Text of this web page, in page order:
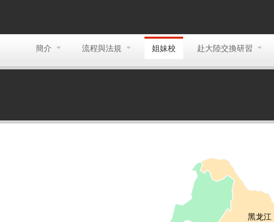
簡介 流程與法規 姐妹校 赴大陸交換研習
黑龙江